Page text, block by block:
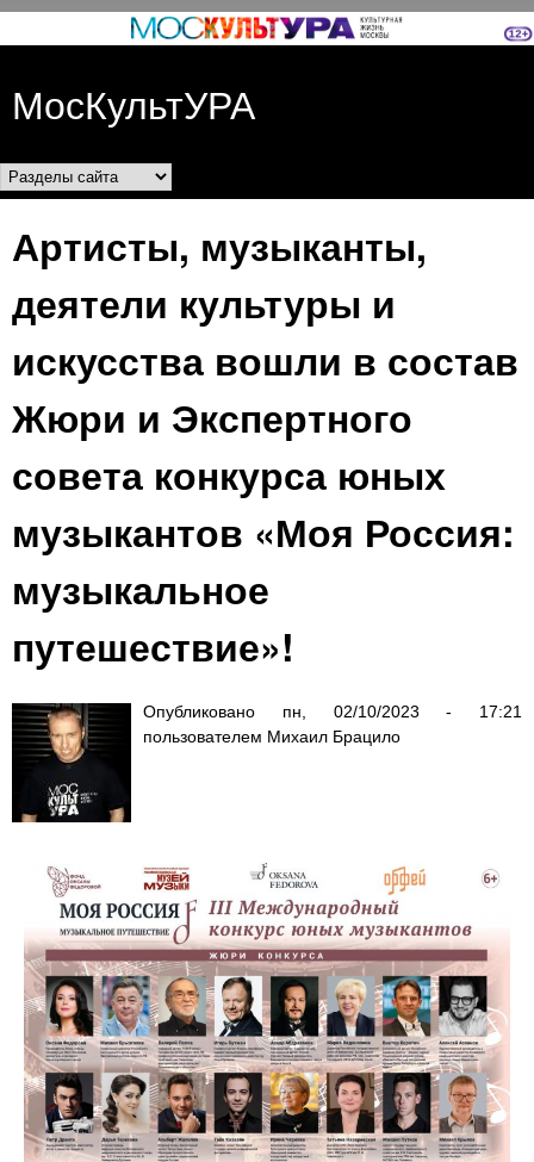
Перейти к основному
МосКультУРА
Разделы сайта
Артисты, музыканты,
деятели культуры и
искусства вошли в состав
Жюри и Экспертного
совета конкурса юных
музыкантов «Моя Россия:
музыкальное
путешествие»!
Опубликовано пн, 02/10/2023 - 17:21
пользователем Михаил Брацило